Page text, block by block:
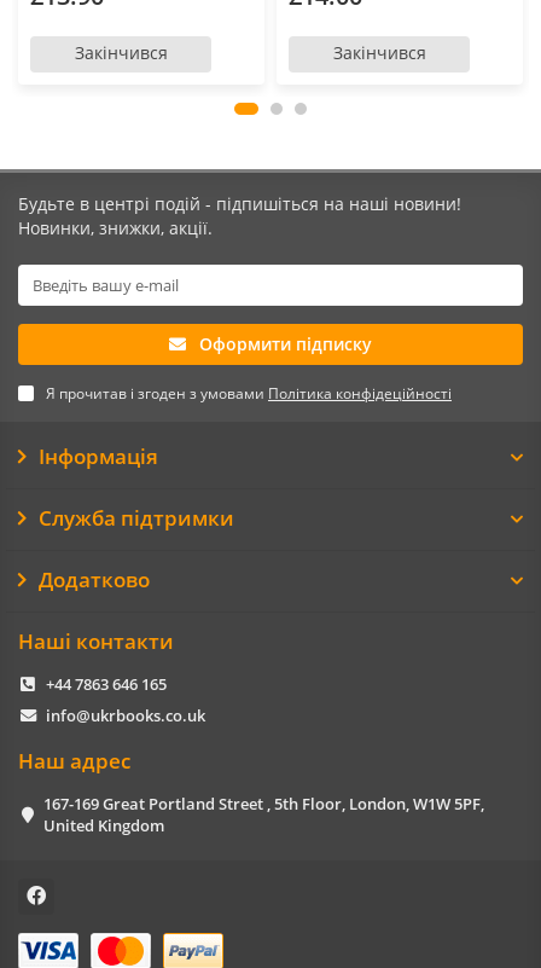
Закінчився Закінчився
Будьте в центрі подій - підпишіться на наші новини!
Новинки, знижки, акції.
Оформити підписку
Я прочитав і згоден з умовами Політика конфідеційності
Інформація
Служба підтримки
Додатково
Наші контакти
+44 7863 646 165
info@ukrbooks.co.uk
Наш адрес
167-169 Great Portland Street , 5th Floor, London, W1W 5PF,
United Kingdom